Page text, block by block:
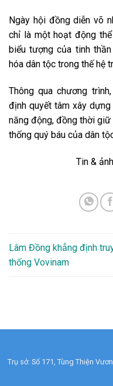
Ngày hội đồng diễn võ
chỉ là một hoạt động
biểu tượng của tinh
hóa dân tộc trong thế hệ
Thông qua chương
định quyết tâm xây
năng động, đồng thời
thống quý báu của dân
Tin &
Lâm Đồng khẳng định
thống Vovinam
Trụ sở: Số 171, Tùng Thiện